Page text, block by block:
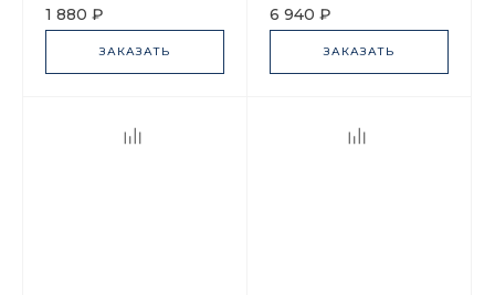
1 880 ₽
ЗАКАЗАТЬ
6 940 ₽
ЗАКАЗАТЬ